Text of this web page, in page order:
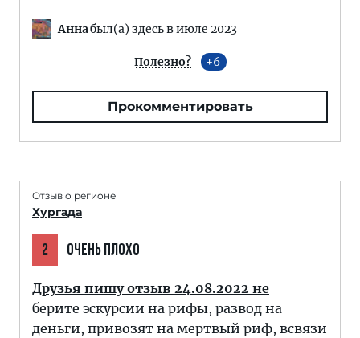
Аннабыл(а) здесь в июле 2023
Полезно? 6
Прокомментировать
Отзыв о регионе
Хургада
2 ОЧЕНЬ ПЛОХО
Друзья пишу отзыв 24.08.2022 не
берите эскурсии на рифы, развод на
деньги, привозят на мертвый риф, всвязи